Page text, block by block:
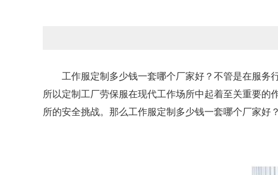
工作服定制多少钱一套哪个厂家好？不管是在服务行
所以定制工厂劳保服在现代工作场所中起着至关重要
所的安全挑战。那么工作服定制多少钱一套哪个厂家好？